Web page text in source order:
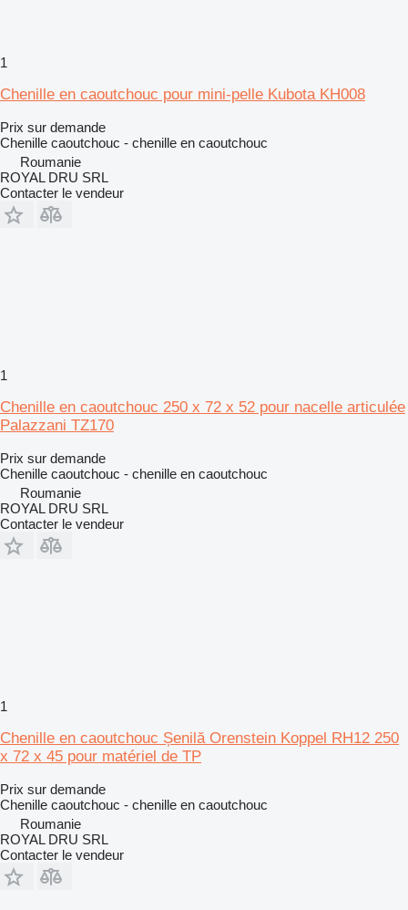
1
Chenille en caoutchouc pour mini-pelle Kubota KH008
Prix sur demande
Chenille caoutchouc - chenille en caoutchouc
Roumanie
ROYAL DRU SRL
Contacter le vendeur
1
Chenille en caoutchouc 250 x 72 x 52 pour nacelle articulée
Palazzani TZ170
Prix sur demande
Chenille caoutchouc - chenille en caoutchouc
Roumanie
ROYAL DRU SRL
Contacter le vendeur
1
Chenille en caoutchouc Șenilă Orenstein Koppel RH12 250
x 72 x 45 pour matériel de TP
Prix sur demande
Chenille caoutchouc - chenille en caoutchouc
Roumanie
ROYAL DRU SRL
Contacter le vendeur